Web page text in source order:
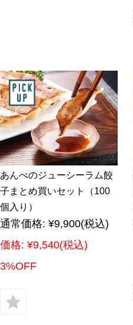
あんべのジューシーラム餃
子まとめ買いセット（100
個入り）
通常価格: ¥9,900(税込)
価格: ¥9,540(税込)
3%OFF